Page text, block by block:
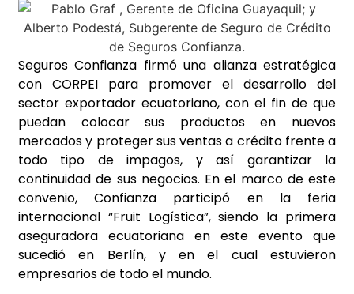
Seguros Confianza firmó una alianza estratégica
con CORPEI para promover el desarrollo del
sector exportador ecuatoriano, con el fin de que
puedan colocar sus productos en nuevos
mercados y proteger sus ventas a crédito frente a
todo tipo de impagos, y así garantizar la
continuidad de sus negocios. En el marco de este
convenio, Confianza participó en la feria
internacional “Fruit Logística”, siendo la primera
aseguradora ecuatoriana en este evento que
sucedió en Berlín, y en el cual estuvieron
empresarios de todo el mundo.